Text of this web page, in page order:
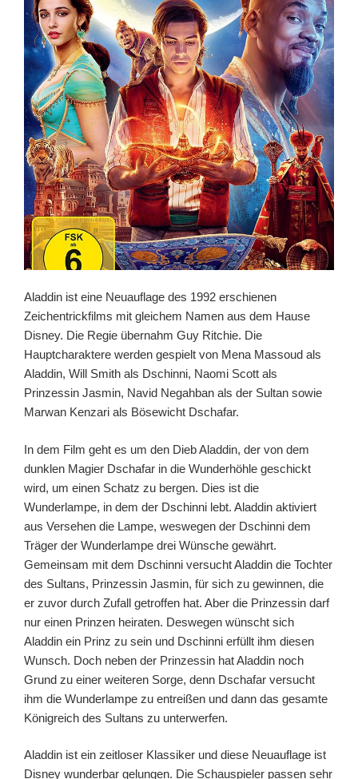
Aladdin ist eine Neuauflage des 1992 erschienen
Zeichentrickfilms mit gleichem Namen aus dem Hause
Disney. Die Regie übernahm Guy Ritchie. Die
Hauptcharaktere werden gespielt von Mena Massoud als
Aladdin, Will Smith als Dschinni, Naomi Scott als
Prinzessin Jasmin, Navid Negahban als der Sultan sowie
Marwan Kenzari als Bösewicht Dschafar.
In dem Film geht es um den Dieb Aladdin, der von dem
dunklen Magier Dschafar in die Wunderhöhle geschickt
wird, um einen Schatz zu bergen. Dies ist die
Wunderlampe, in dem der Dschinni lebt. Aladdin aktiviert
aus Versehen die Lampe, weswegen der Dschinni dem
Träger der Wunderlampe drei Wünsche gewährt.
Gemeinsam mit dem Dschinni versucht Aladdin die Tochter
des Sultans, Prinzessin Jasmin, für sich zu gewinnen, die
er zuvor durch Zufall getroffen hat. Aber die Prinzessin darf
nur einen Prinzen heiraten. Deswegen wünscht sich
Aladdin ein Prinz zu sein und Dschinni erfüllt ihm diesen
Wunsch. Doch neben der Prinzessin hat Aladdin noch
Grund zu einer weiteren Sorge, denn Dschafar versucht
ihm die Wunderlampe zu entreißen und dann das gesamte
Königreich des Sultans zu unterwerfen.
Aladdin ist ein zeitloser Klassiker und diese Neuauflage ist
Disney wunderbar gelungen. Die Schauspieler passen sehr